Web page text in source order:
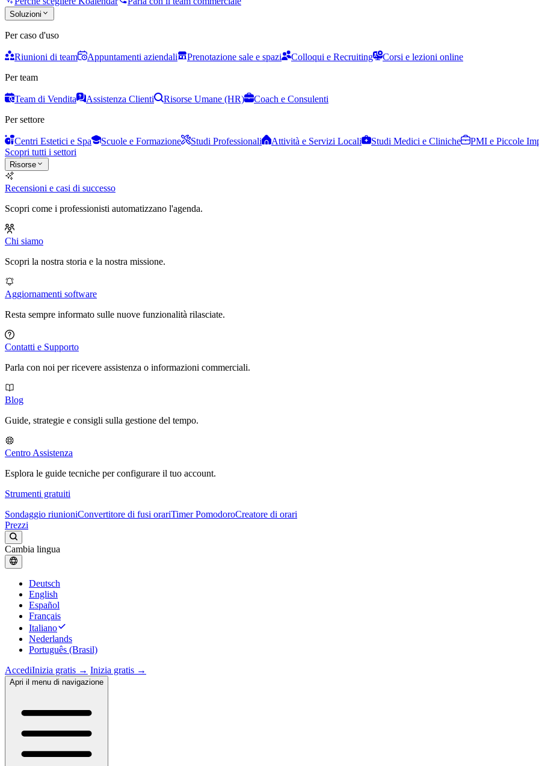
Soluzioni
Per caso d'uso
Riunioni di team Appuntamenti aziendali Prenotazione sale e spazi Colloqui e Recruiting
Corsi e lezioni online
Per team
Team di Vendita Assistenza Clienti Risorse Umane (HR)
Coach e Consulenti
Per settore
Centri Estetici e Spa Scuole e Formazione Studi Professionali Attività e Servizi Locali Studi Medici e Cliniche
PMI e Piccole
Scopri tutti i settori
Risorse
Recensioni e casi di successo
Scopri come i professionisti automatizzano l'agenda.
Chi siamo
Scopri la nostra storia e la nostra missione.
Aggiornamenti software
Resta sempre informato sulle nuove funzionalità rilasciate.
Contatti e Supporto
Parla con noi per ricevere assistenza o informazioni commerciali.
Blog
Guide, strategie e consigli sulla gestione del tempo.
Centro Assistenza
Esplora le guide tecniche per configurare il tuo account.
Strumenti gratuiti
Sondaggio riunioniConvertitore di fusi orariTimer PomodoroCreatore di orari
Prezzi
Cambia lingua
Deutsch
English
Español
Français
Italiano
Nederlands
Português (Brasil)
AccediInizia gratis → Inizia gratis →
Apri il menu di navigazione